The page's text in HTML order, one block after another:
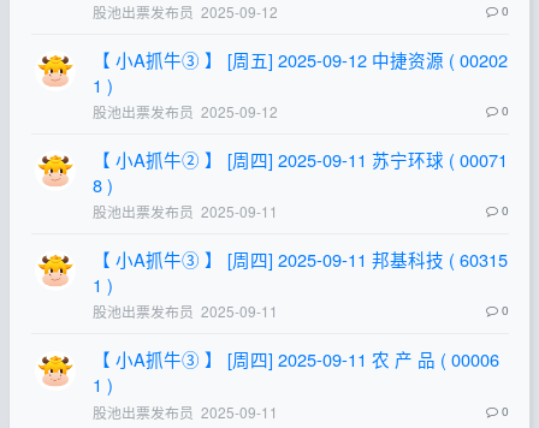
股池出票发布员 2025-09-12 0
【 小A抓牛③ 】 [周五] 2025-09-12 中捷资源 ( 00202
1 )
股池出票发布员 2025-09-12 0
【 小A抓牛② 】 [周四] 2025-09-11 苏宁环球 ( 00071
8 )
股池出票发布员 2025-09-11 0
【 小A抓牛③ 】 [周四] 2025-09-11 邦基科技 ( 60315
1 )
股池出票发布员 2025-09-11 0
【 小A抓牛③ 】 [周四] 2025-09-11 农 产 品 ( 00006
1 )
股池出票发布员 2025-09-11 0